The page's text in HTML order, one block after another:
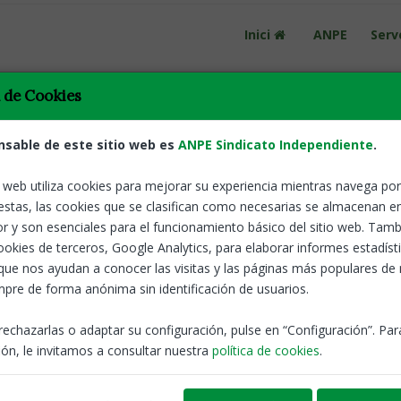
Inici ANPE
Programa SIM
Catalunya 19
personal docent. Es crea un complement
i referents territorials del Programa temporal de suport intensiu
ANPE Informa
docents
Cookies
de este sitio web es ANPE Sindicato Independiente.
utiliza cookies para mejorar su experiencia mientras navega
las cookies que se clasifican como necesarias se almacenan
y son esenciales para el funcionamiento básico del sitio web.
de terceros, Google Analytics, para elaborar informes
nos ayudan a conocer las visitas y las páginas más populares de
de forma anónima sin identificación de usuarios.
o adaptar su configuración, pulse en “Configuración”.
le invitamos a consultar nuestra política de cookies.